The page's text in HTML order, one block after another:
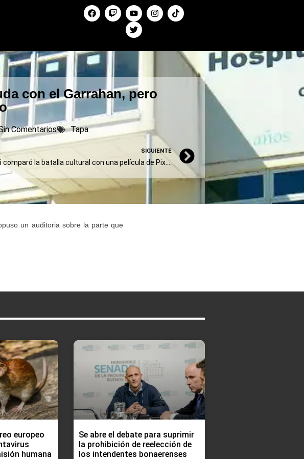
con el Garrahan, pero
Comentarios Tapa
SIGUIENTE
Milei comparó la batalla cultural con una película de Pixar: “Monstruo, no nos asustás más”
un auditoria sobre la parte que
europeo
humana
Se abre el debate para suprimir
la prohibición de reelección de
los intendentes bonaerenses